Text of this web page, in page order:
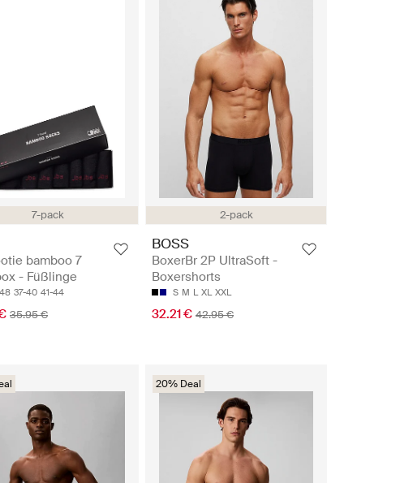
7-pack
bamboo 7
- Füßlinge
37-40 41-44
35.95 €
2-pack
BOSS
BoxerBr 2P UltraSoft -
Boxershorts
S M L XL XXL
32.21 € 42.95 €
20% Deal